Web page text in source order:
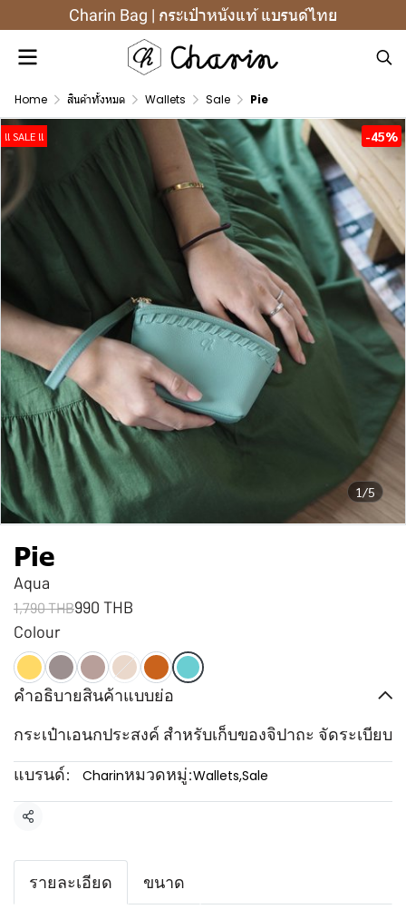
Charin Bag | กระเป๋าหนังแท้ แบรนด์ไทย
Home สินค้าทั้งหมด Wallets Sale Pie
1/5
!! SALE !! -45%
Pie
Aqua
1,790 THB990 THB
Colour
คำอธิบายสินค้าแบบย่อ
กระเป๋าเอนกประสงค์ สำหรับเก็บของจิปาถะ จัดระเบียบ
แบรนด์:
Charinหมวดหมู่:Wallets,Sale
แชร์
รายละเอียด ขนาด